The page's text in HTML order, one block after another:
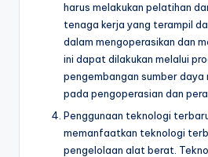
harus melakukan pelatihan
tenaga kerja yang terampil
dalam mengoperasikan dan
ini dapat dilakukan melalui
pengembangan sumber daya
pada pengoperasian dan
Penggunaan teknologi
memanfaatkan teknologi
pengelolaan alat berat.